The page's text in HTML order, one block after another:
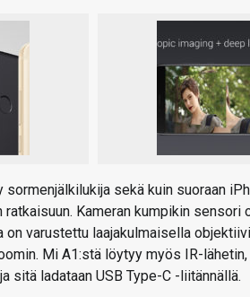
sormenjälkilukija sekä kuin suoraan
Kameran kumpikin
on varustettu laajakulmaisella
Mi A1:stä löytyy myös IR-
sitä ladataan USB Type-C -liitännällä.